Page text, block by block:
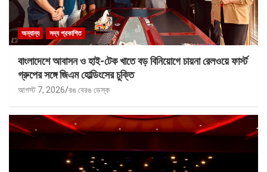
অন্যান্য সদ্য প্রকাশিত
বাংলাদেশে আবাসন ও হাই-টেক খাতে বড় বিনিয়োগে চায়না রেলওয়ে ফার্স্ট
গ্রুপের সঙ্গে জিএম হোল্ডিংসের চুক্তি
আগস্ট 7, 2026 রঙ বেরঙ ডেস্ক